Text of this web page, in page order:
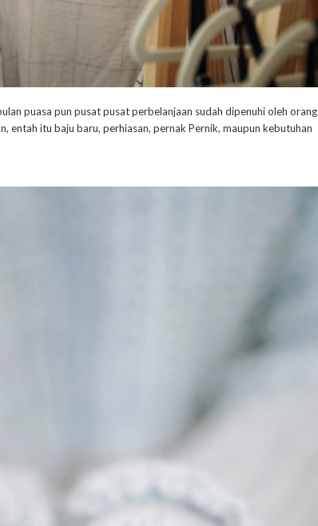
puasa pun pusat pusat perbelanjaan sudah dipenuhi oleh orang
entah itu baju baru, perhiasan, pernak Pernik, maupun kebutuhan